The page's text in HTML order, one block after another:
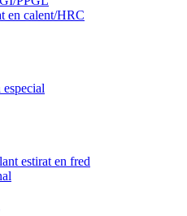
en calent/HRC
estirat en fred